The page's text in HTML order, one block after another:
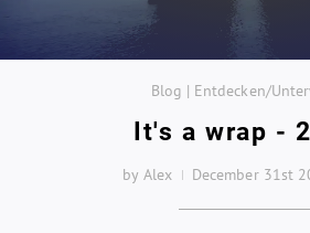
Blog | Entdecken/
It's a wrap -
by Alex December 31st